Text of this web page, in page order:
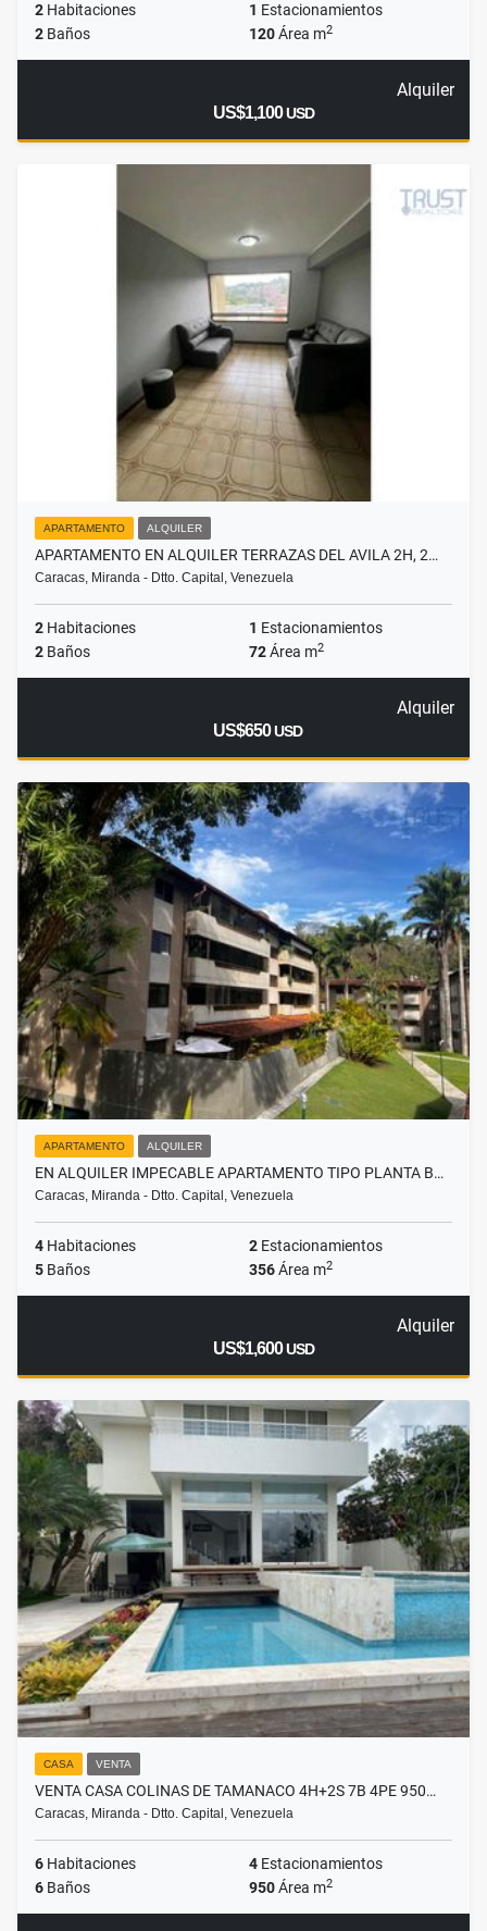
2 Habitaciones 1 Estacionamientos
2 Baños 120Área m2
Alquiler
US$1,100USD
APARTAMENTO ALQUILER
APARTAMENTO EN ALQUILER TERRAZAS DEL AVILA 2H, 2…
Caracas, Miranda - Dtto. Capital, Venezuela
2 Habitaciones 1 Estacionamientos
2 Baños 72Área m2
Alquiler
US$650USD
APARTAMENTO ALQUILER
EN ALQUILER IMPECABLE APARTAMENTO TIPO PLANTA B…
Caracas, Miranda - Dtto. Capital, Venezuela
4 Habitaciones 2 Estacionamientos
5 Baños 356Área m2
Alquiler
US$1,600USD
CASA VENTA
VENTA CASA COLINAS DE TAMANACO 4H+2S 7B 4PE 950…
Caracas, Miranda - Dtto. Capital, Venezuela
6 Habitaciones 4 Estacionamientos
6 Baños 950Área m2